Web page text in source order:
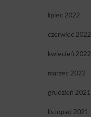
lipiec 2022
czerwiec 2022
kwiecień 2022
marzec 2022
grudzień 2021
listopad 2021